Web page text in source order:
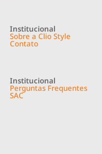
Institucional
Sobre a Clio Style
Contato
Institucional
Perguntas Frequentes
SAC